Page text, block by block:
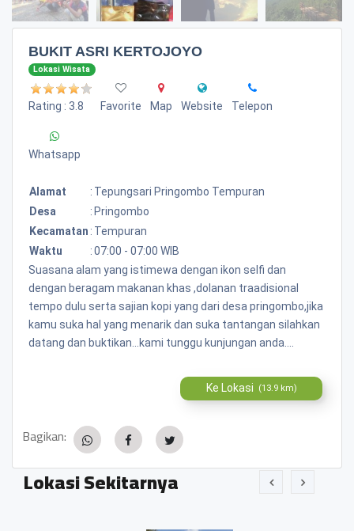
BUKIT ASRI KERTOJOYO
Lokasi Wisata
Rating : 3.8 Favorite Map Website Telepon
Whatsapp
Alamat : Tepungsari Pringombo Tempuran
Desa
: Pringombo
Kecamatan : Tempuran
Waktu
:07:00 - 07:00 WIB
Suasana alam yang istimewa dengan ikon selfi dan
dengan beragam makanan khas ,dolanan traadisional
tempo dulu serta sajian kopi yang dari desa pringombo,jika
kamu suka hal yang menarik dan suka tantangan silahkan
datang dan buktikan...kami tunggu kunjungan anda....
Ke Lokasi (13.9 km)
Bagikan:
Lokasi Sekitarnya